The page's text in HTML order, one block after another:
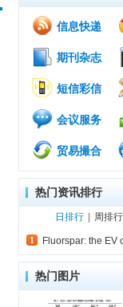
信息快递
期刊杂志
短信彩信
会议服务
贸易撮合
热门资讯排行
日排行 周排行
Fluorspar: the EV
热门图片